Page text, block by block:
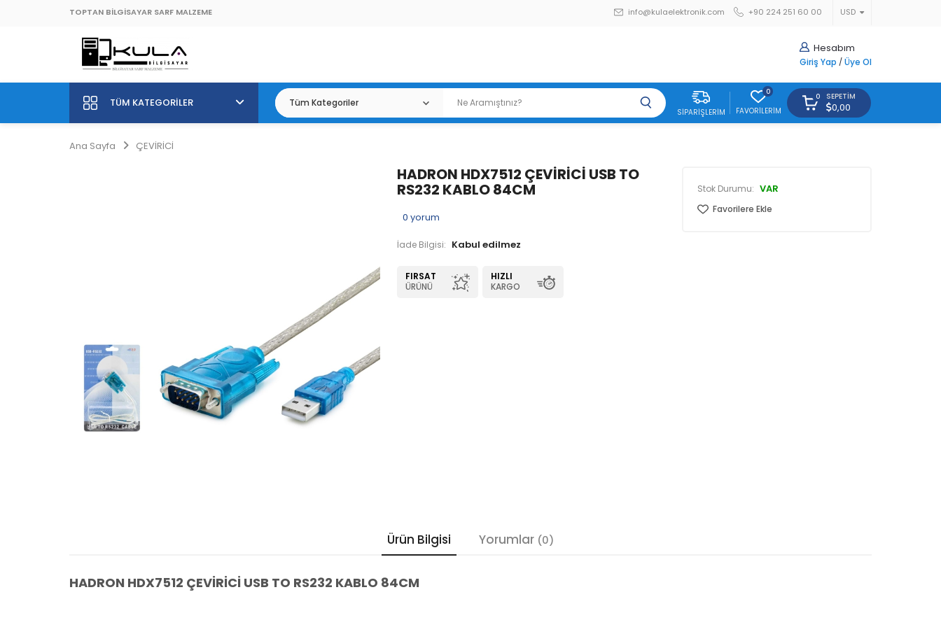
TOPTAN BİLGİSAYAR SARF MALZEME USD
info@kulaelektronik.com +90 224 251 60 00
Hesabım
Giriş Yap / Üye Ol
TÜM KATEGORILER
SIPARIŞLERIM
0
FAVORILERIM
0 SEPETIM
0,00
Ana Sayfa ÇEVİRİCİ
HADRON HDX7512 ÇEVİRİCİ USB TO
RS232 KABLO 84CM
0 yorum
İade Bilgisi:
FIRSAT
ÜRÜNÜ
HIZLI
KARGO
Stok Durumu: VAR
Favorilere Ekle
Ürün Bilgisi Yorumlar (0)
HADRON HDX7512 ÇEVİRİCİ USB TO RS232 KABLO 84CM